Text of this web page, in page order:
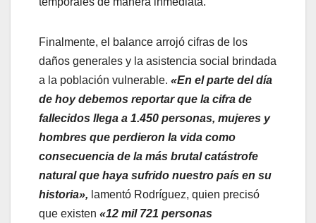
​Finalmente, el balance arrojó cifras de los
daños generales y la asistencia social brindada
a la población vulnerable. «En el parte del día
de hoy debemos reportar que la cifra de
fallecidos llega a 1.450 personas, mujeres y
hombres que perdieron la vida como
consecuencia de la más brutal catástrofe
natural que haya sufrido nuestro país en su
historia», lamentó Rodríguez, quien precisó
que existen «12 mil 721 personas